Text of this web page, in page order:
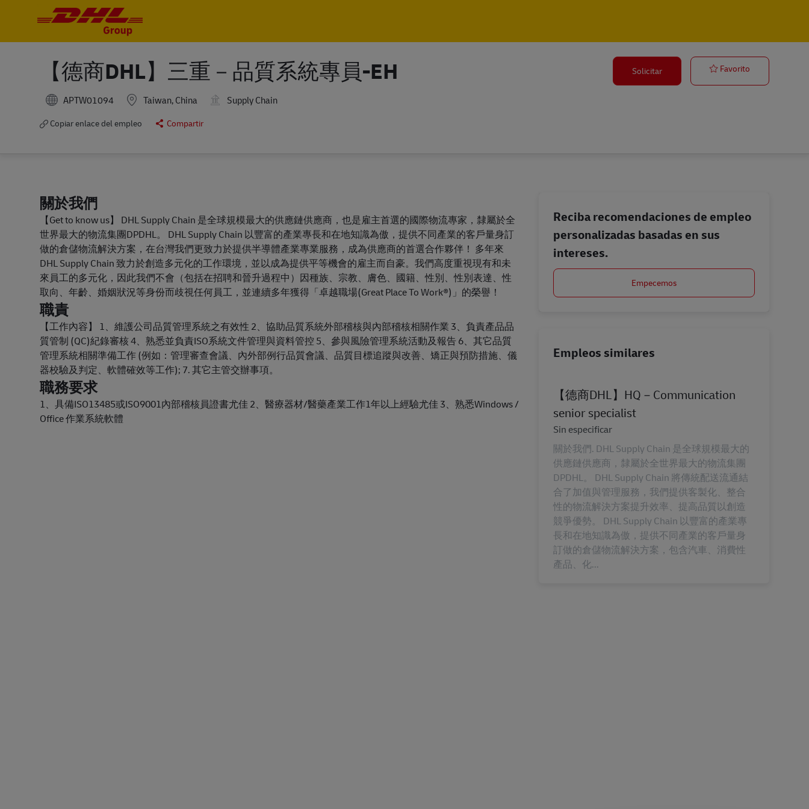
【德商DHL】三重－品質系統專員-EH
APTW01094 Taiwan, China Supply Chain
Copiar enlace del empleo Compartir
Solicitar Favorito
關於我們
【Get to know us】 DHL Supply Chain 是全球規模最大的供應鏈供應商，也是雇主首選的國際物流專家，隸屬於全
世界最大的物流集團DPDHL。 DHL Supply Chain 以豐富的產業專長和在地知識為傲，提供不同產業的客戶量身訂
做的倉儲物流解決方案，在台灣我們更致力於提供半導體產業專業服務，成為供應商的首選合作夥伴！ 多年來
DHL Supply Chain 致力於創造多元化的工作環境，並以成為提供平等機會的雇主而自豪。我們高度重視現有和未
來員工的多元化，因此我們不會（包括在招聘和晉升過程中）因種族、宗教、膚色、國籍、性別、性別表達、性
取向、年齡、婚姻狀況等身份而歧視任何員工，並連續多年獲得「卓越職場(Great Place To Work®)」的榮譽！
職責
【工作內容】 1、維護公司品質管理系統之有效性 2、協助品質系統外部稽核與內部稽核相關作業 3、負責產品品
質管制 (QC)紀錄審核 4、熟悉並負責ISO系統文件管理與資料管控 5、參與風險管理系統活動及報告 6、其它品質
管理系統相關準備工作 (例如：管理審查會議、內外部例行品質會議、品質目標追蹤與改善、矯正與預防措施、儀
器校驗及判定、軟體確效等工作); 7. 其它主管交辦事項。
職務要求
1、具備ISO13485或ISO9001內部稽核員證書尤佳 2、醫療器材/醫藥產業工作1年以上經驗尤佳 3、熟悉Windows /
Office 作業系統軟體
Reciba recomendaciones de empleo
personalizadas basadas en sus
intereses.
Empecemos
Empleos similares
【德商DHL】HQ－Communication
senior specialist
Categoría
Sin especificar
關於我們. DHL Supply Chain 是全球規模最大的
供應鏈供應商，隸屬於全世界最大的物流集團
DPDHL。 DHL Supply Chain 將傳統配送流通結
合了加值與管理服務，我們提供客製化、整合
性的物流解決方案提升效率、提高品質以創造
競爭優勢。 DHL Supply Chain 以豐富的產業專
長和在地知識為傲，提供不同產業的客戶量身
訂做的倉儲物流解決方案，包含汽車、消費性
產品、化...